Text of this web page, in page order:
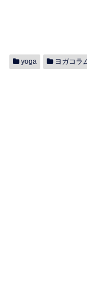
yoga ヨガコラ